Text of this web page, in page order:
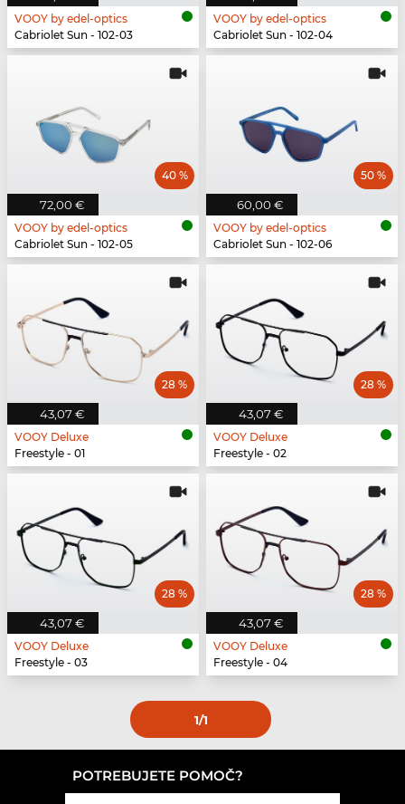
VOOY by edel-optics
Cabriolet Sun - 102-03
VOOY by edel-optics
Cabriolet Sun - 102-04
72,00 €
40 %
VOOY by edel-optics
Cabriolet Sun - 102-05
60,00 €
50 %
VOOY by edel-optics
Cabriolet Sun - 102-06
43,07 €
28 %
VOOY Deluxe
Freestyle - 01
43,07 €
28 %
VOOY Deluxe
Freestyle - 02
43,07 €
28 %
VOOY Deluxe
Freestyle - 03
43,07 €
28 %
VOOY Deluxe
Freestyle - 04
1/1
POTREBUJETE POMOČ?